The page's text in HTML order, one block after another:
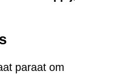
paraat om